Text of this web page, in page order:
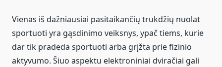
Vienas iš dažniausiai pasitaikančių trukdžių nuolat
sportuoti yra gąsdinimo veiksnys, ypač tiems, kurie
dar tik pradeda sportuoti arba grįžta prie fizinio
aktyvumo. Šiuo aspektu elektroniniai dviračiai gali